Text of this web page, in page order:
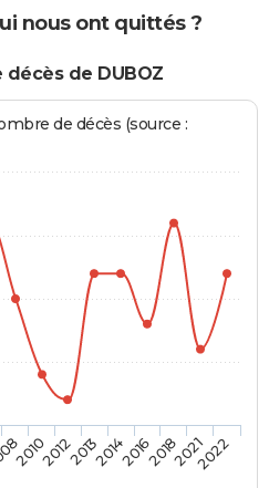
nous ont quittés ?
de DUBOZ
de décès (source :
20102012201320142016201820212022